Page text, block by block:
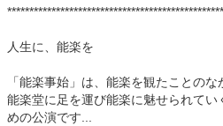
人生に、能楽を
「能楽事始」は、能楽を観たことのな
能楽堂に足を運び能楽に魅せられてい
めの公演です...